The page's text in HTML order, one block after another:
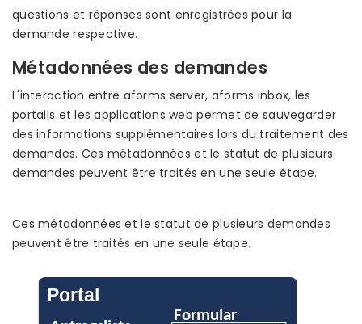
questions et réponses sont enregistrées pour la
demande respective.
Métadonnées des demandes
L'interaction entre aforms server, aforms inbox, les
portails et les applications web permet de sauvegarder
des informations supplémentaires lors du traitement des
demandes. Ces métadonnées et le statut de plusieurs
demandes peuvent être traités en une seule étape.
Ces métadonnées et le statut de plusieurs demandes
peuvent être traités en une seule étape.